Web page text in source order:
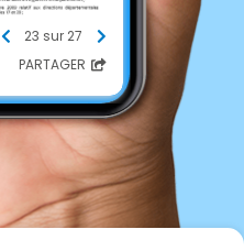
23 sur 27
PARTAGER